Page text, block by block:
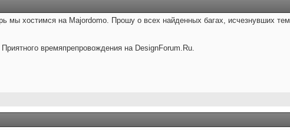
мы хостимся на Majordomo. Прошу о всех найденных багах, исчезнувших
времяпрепровождения на DesignForum.Ru.